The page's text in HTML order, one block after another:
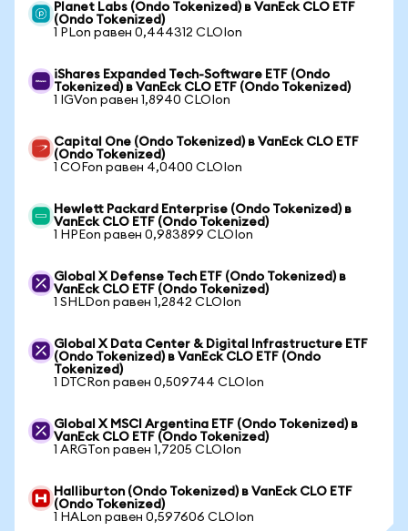
Planet Labs (Ondo Tokenized) в VanEck CLO ETF
(Ondo Tokenized)
1 PLon равен 0,444312 CLOIon
iShares Expanded Tech-Software ETF (Ondo
Tokenized) в VanEck CLO ETF (Ondo Tokenized)
1 IGVon равен 1,8940 CLOIon
Capital One (Ondo Tokenized) в VanEck CLO ETF
(Ondo Tokenized)
1 COFon равен 4,0400 CLOIon
Hewlett Packard Enterprise (Ondo Tokenized) в
VanEck CLO ETF (Ondo Tokenized)
1 HPEon равен 0,983899 CLOIon
Global X Defense Tech ETF (Ondo Tokenized) в
VanEck CLO ETF (Ondo Tokenized)
1 SHLDon равен 1,2842 CLOIon
Global X Data Center & Digital Infrastructure ETF
(Ondo Tokenized) в VanEck CLO ETF (Ondo
Tokenized)
1 DTCRon равен 0,509744 CLOIon
Global X MSCI Argentina ETF (Ondo Tokenized) в
VanEck CLO ETF (Ondo Tokenized)
1 ARGTon равен 1,7205 CLOIon
Halliburton (Ondo Tokenized) в VanEck CLO ETF
(Ondo Tokenized)
1 HALon равен 0,597606 CLOIon